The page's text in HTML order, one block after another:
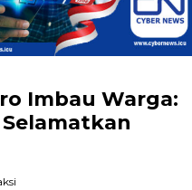
Imbau Warga: